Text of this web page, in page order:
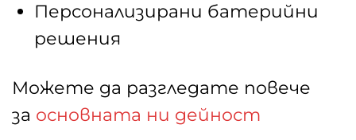
Персонализирани батерийни
решения
Можете да разгледате повече
за основната ни дейност